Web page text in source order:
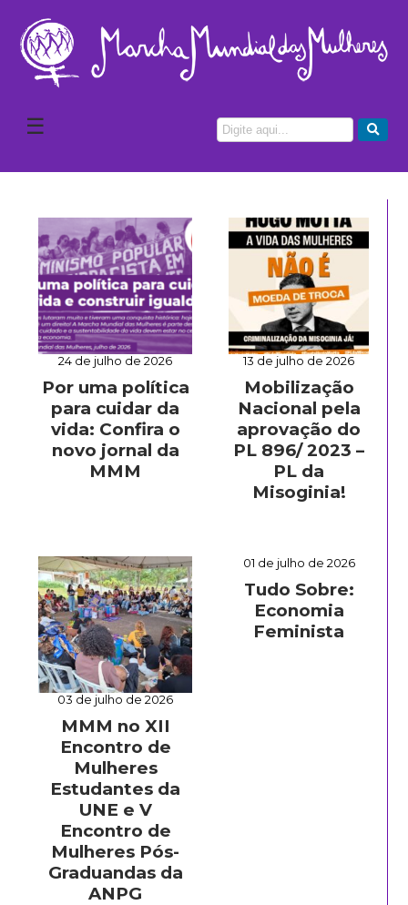
☰
24 de julho de 2026
Por uma política
para cuidar da
vida: Confira o
novo jornal da
MMM
13 de julho de 2026
Mobilização
Nacional pela
aprovação do
PL 896/ 2023 –
PL da
Misoginia!
03 de julho de 2026
MMM no XII
Encontro de
Mulheres
Estudantes da
UNE e V
Encontro de
Mulheres Pós-
Graduandas da
ANPG
01 de julho de 2026
Tudo Sobre:
Economia
Feminista